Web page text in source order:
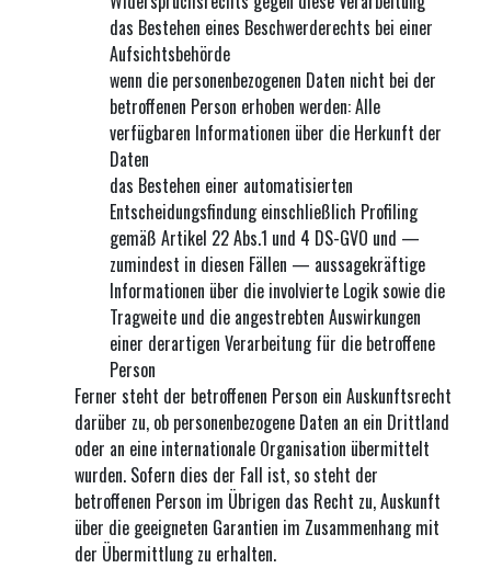
das Bestehen eines Beschwerderechts bei einer
Aufsichtsbehörde
wenn die personenbezogenen Daten nicht bei der
betroffenen Person erhoben werden: Alle
verfügbaren Informationen über die Herkunft der
Daten
das Bestehen einer automatisierten
Entscheidungsfindung einschließlich Profiling
gemäß Artikel 22 Abs.1 und 4 DS-GVO und —
zumindest in diesen Fällen — aussagekräftige
Informationen über die involvierte Logik sowie die
Tragweite und die angestrebten Auswirkungen
einer derartigen Verarbeitung für die betroffene
Person
Ferner steht der betroffenen Person ein Auskunftsrecht
darüber zu, ob personenbezogene Daten an ein Drittland
oder an eine internationale Organisation übermittelt
wurden. Sofern dies der Fall ist, so steht der
betroffenen Person im Übrigen das Recht zu, Auskunft
über die geeigneten Garantien im Zusammenhang mit
der Übermittlung zu erhalten.